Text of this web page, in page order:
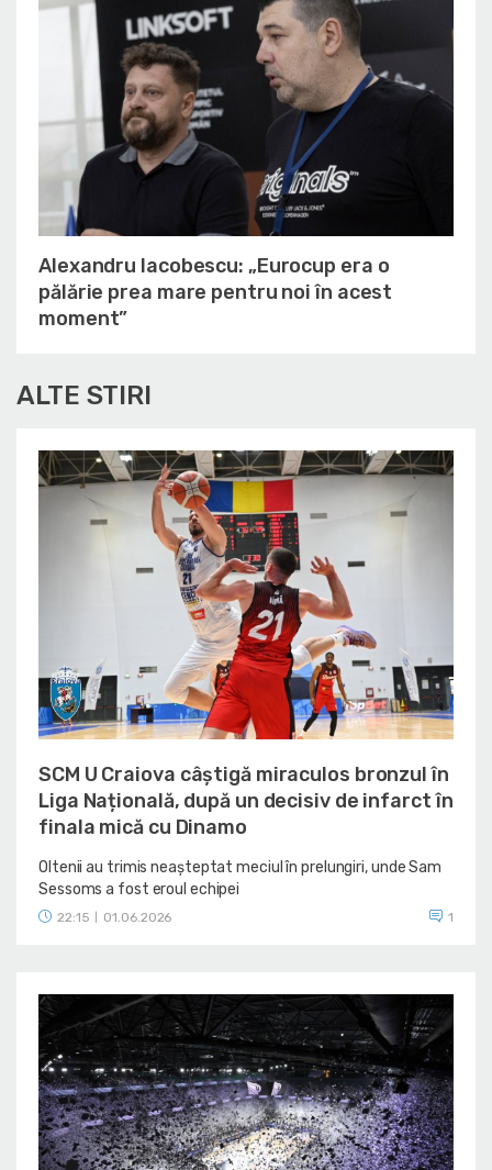
Alexandru Iacobescu: „Eurocup era o
pălărie prea mare pentru noi în acest
moment”
ALTE STIRI
SCM U Craiova câștigă miraculos bronzul în
Liga Națională, după un decisiv de infarct în
finala mică cu Dinamo
Oltenii au trimis neașteptat meciul în prelungiri, unde Sam
Sessoms a fost eroul echipei
22:15 01.06.2026 1